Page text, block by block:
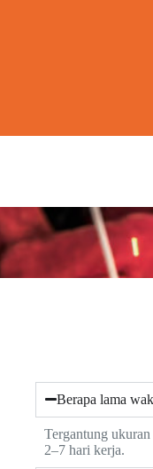
Berapa lama
Tergantung
2–7 hari kerja.